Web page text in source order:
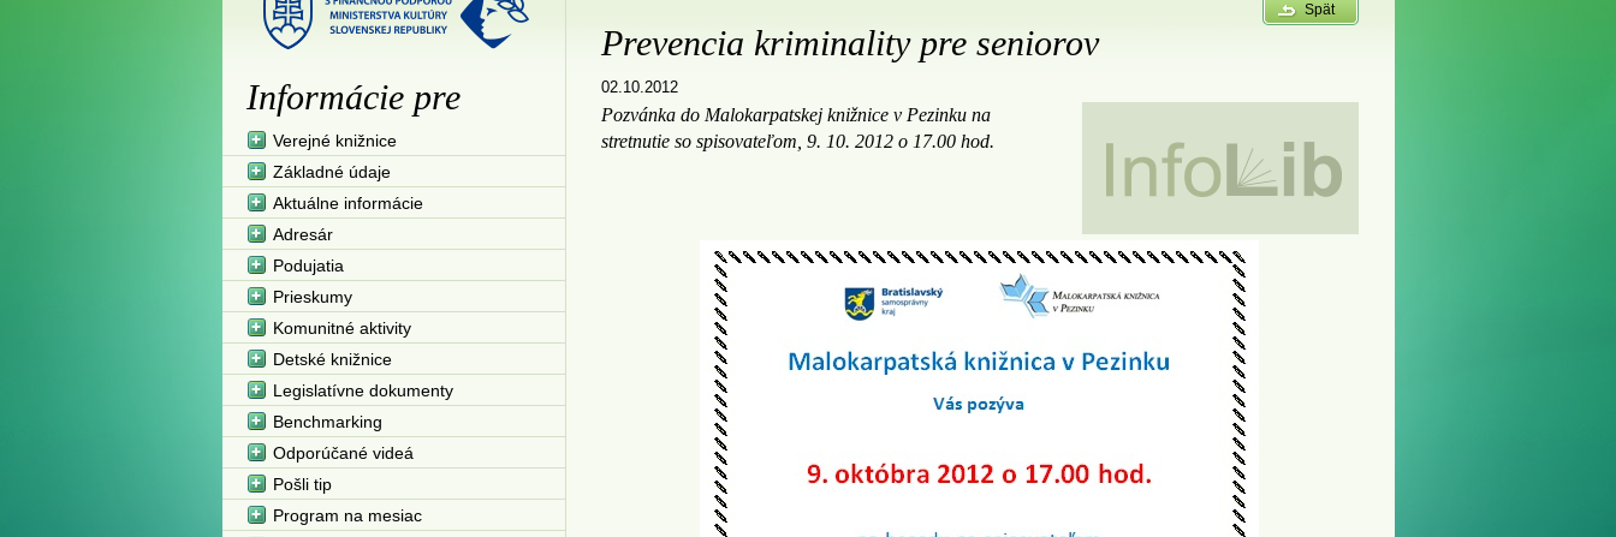
Spät
Prevencia kriminality pre seniorov
02.10.2012
Pozvánka do Malokarpatskej knižnice v Pezinku na
stretnutie so spisovateľom, 9. 10. 2012 o 17.00 hod.
Informácie pre
Verejné knižnice
Základné údaje
Aktuálne informácie
Adresár
Podujatia
Prieskumy
Komunitné aktivity
Detské knižnice
Legislatívne dokumenty
Benchmarking
Odporúčané videá
Pošli tip
Program na mesiac